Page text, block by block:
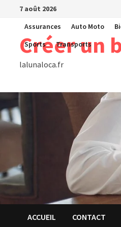
Passer7 août 2026
Assurances
Auto Moto
Sports
Transports
Créer un
lalunaloca.fr
ACCUEIL CONTACT